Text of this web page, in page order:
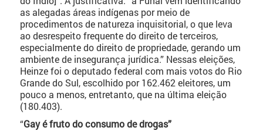
as alegadas áreas indígenas por meio de
procedimentos de natureza inquisitorial, o que leva
ao desrespeito frequente do direito de terceiros,
especialmente do direito de propriedade, gerando um
ambiente de insegurança jurídica.” Nessas eleições,
Heinze foi o deputado federal com mais votos do Rio
Grande do Sul, escolhido por 162.462 eleitores, um
pouco a menos, entretanto, que na última eleição
(180.403).
“Gay é fruto do consumo de drogas”